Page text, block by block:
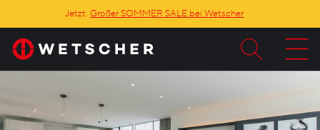
Jetzt:Großer SOMMER SALE bei Wetscher